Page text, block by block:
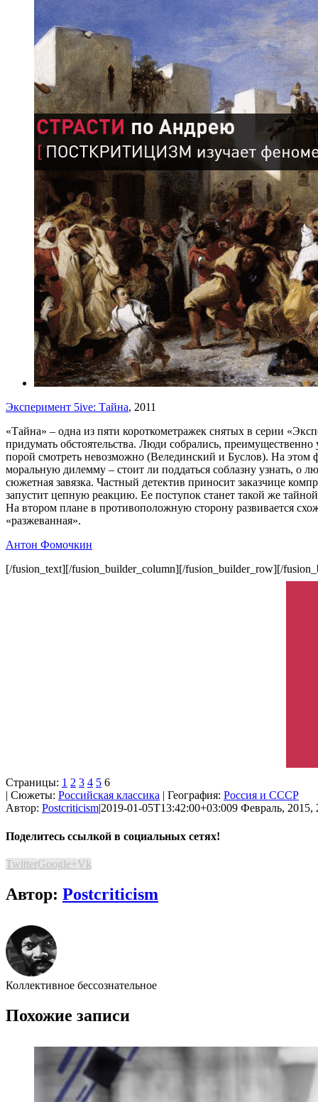
Эксперимент 5ive: Тайна, 2011
«Тайна» – одна из пяти короткометражек снятых в серии
придумать обстоятельства. Люди собрались,
порой смотреть невозможно (Велединский и Буслов). На этом
моральную дилемму – стоит ли поддаться соблазну узнать, о
сюжетная завязка. Частный детектив приносит заказчице
запустит цепную реакцию. Ее поступок станет такой же
На втором плане в противоположную сторону развивается
«разжеванная».
Антон Фомочкин
[/fusion_text][/fusion_builder_column][/fusion_builder_row][/
Страницы: 1 2 3 4 5 6
| Сюжеты: Российская классика | География: Россия и СССР
Автор: Postcriticism|2019-01-05T13:42:00+03:009 Февраль, 2015,
Поделитесь ссылкой в социальных сетях!
TwitterGoogle+Vk
Автор: Postcriticism
Коллективное бессознательное
Похожие записи